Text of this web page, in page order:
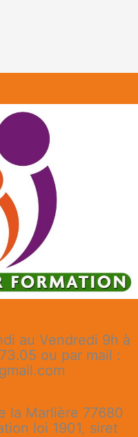
au Vendredi 9h à
ou par mail :
la Marlière 77680
loi 1901, siret